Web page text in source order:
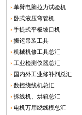
单臂电脑拉力试验机
卧式液压弯管机
手提式平板坡口机
搬运吊装工具
机械机修工具总汇
工业检测仪器总汇
国内外工业修补剂总汇
数控绕线机总汇
拆线机、烘箱总汇
电机万用绕线模总汇